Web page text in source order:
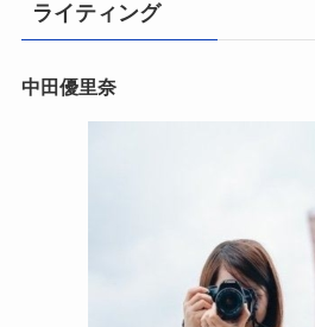
ライティング
中田優里奈